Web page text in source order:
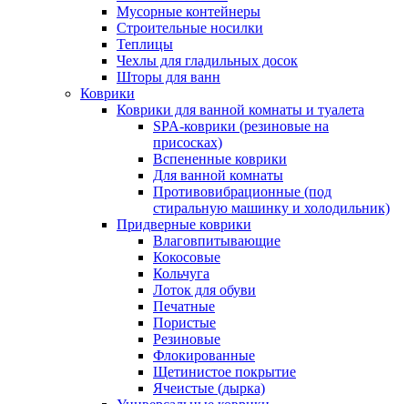
Мусорные контейнеры
Строительные носилки
Теплицы
Чехлы для гладильных досок
Шторы для ванн
Коврики
Коврики для ванной комнаты и туалета
SPA-коврики (резиновые на
присосках)
Вспененные коврики
Для ванной комнаты
Противовибрационные (под
стиральную машинку и холодильник)
Придверные коврики
Влаговпитывающие
Кокосовые
Кольчуга
Лоток для обуви
Печатные
Пористые
Резиновые
Флокированные
Щетинистое покрытие
Ячеистые (дырка)